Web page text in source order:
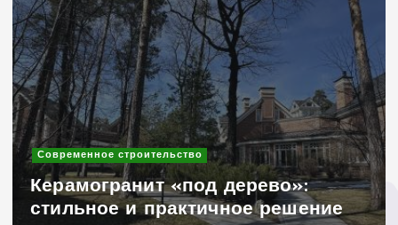
Современное строительство
Керамогранит «под дерево»:
стильное и практичное решение